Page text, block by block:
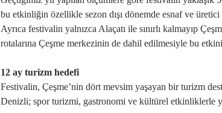
bu etkinliğin özellikle sezon dışı dönemde esnaf ve
Ayrıca festivalin yalnızca Alaçatı ile sınırlı kalmayıp
rotalarına Çeşme merkezinin de dahil edilmesiyle bu
12 ay turizm hedefi
Festivalin, Çeşme’nin dört mevsim yaşayan bir turizm
Denizli; spor turizmi, gastronomi ve kültürel etkinliklerle